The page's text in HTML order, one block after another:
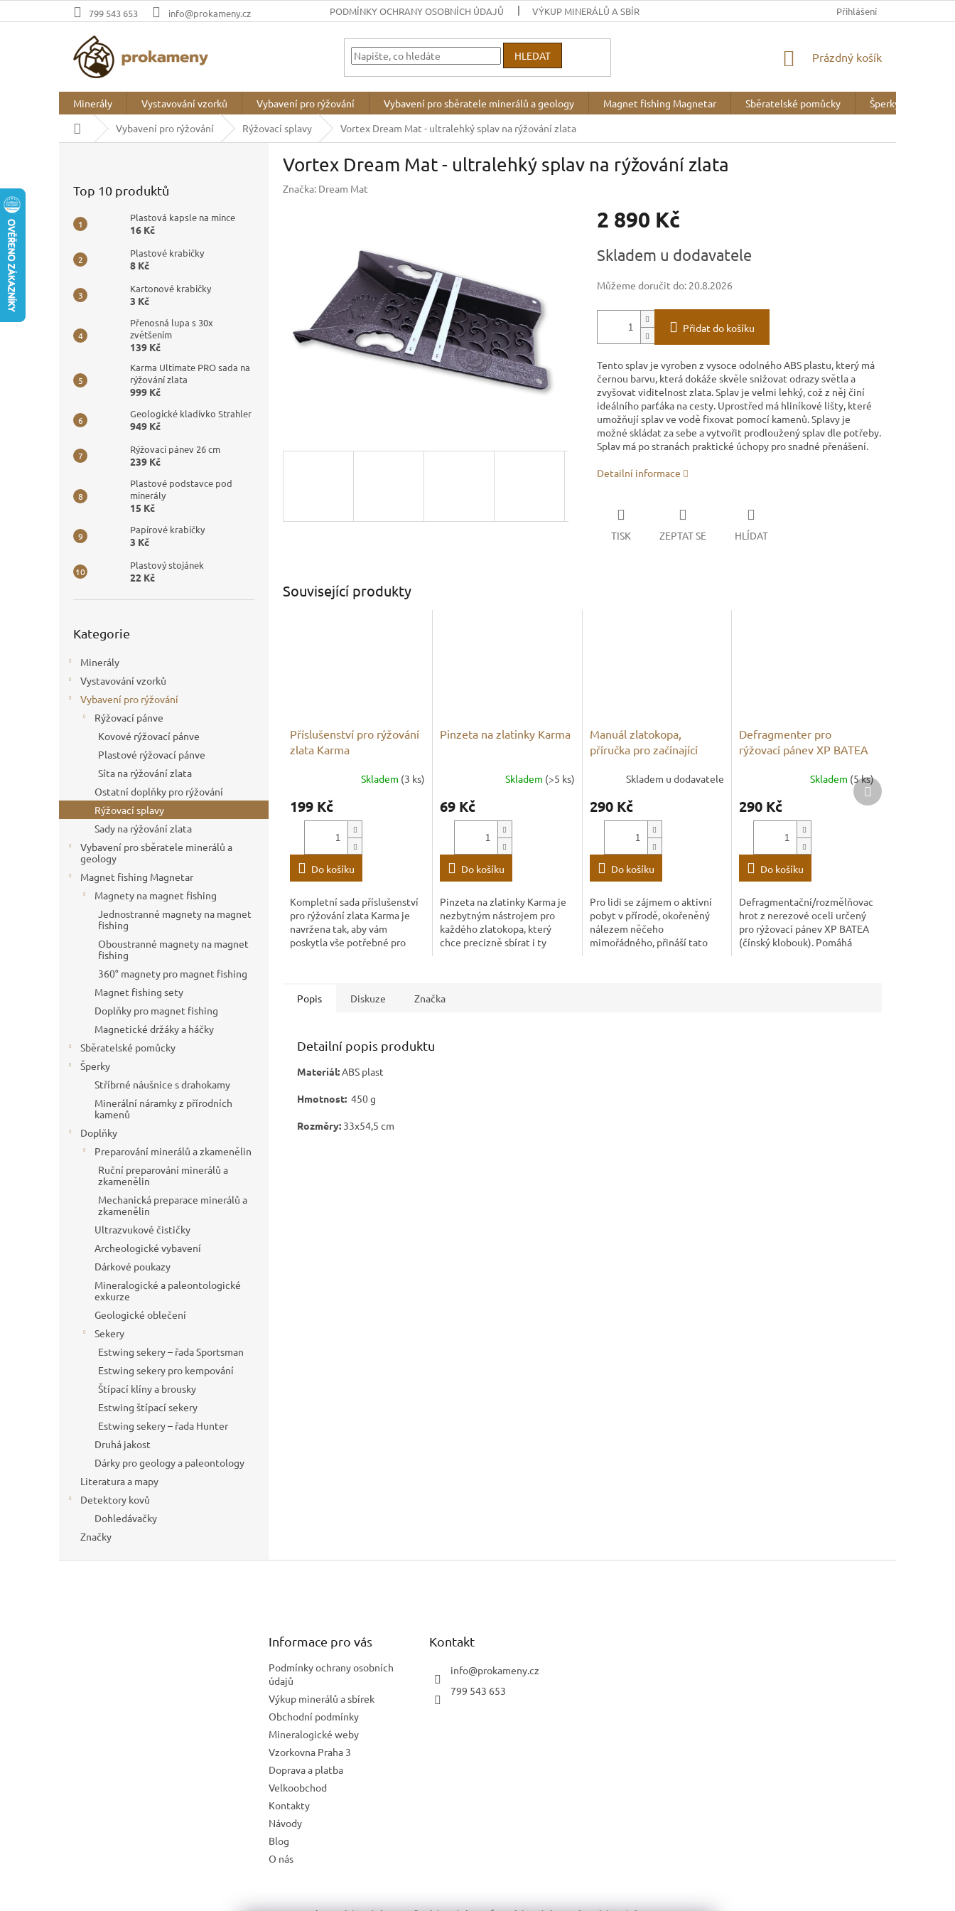
na
799 543 653 info@prokameny.cz PODMÍNKY OCHRANY OSOBNÍCH ÚDAJŮ VÝKUP MINERÁLŮ A SBÍREK MINERALOGICKÉ WEBY
Přihlášení
HLEDAT
NÁKUPNÍ
Prázdný košík
Minerály Vystavování vzorků Vybavení pro rýžování Vybavení pro sběratele minerálů a geology Magnet fishing Magnetar Sběratelské pomůcky Šperky
Domů Vybavení pro rýžování Rýžovací splavy Vortex Dream Mat - ultralehký splav na rýžování zlata
Top 10 produktů
Plastová kapsle na mince
16 Kč
Plastové krabičky
8 Kč
Kartonové krabičky
3 Kč
Přenosná lupa s 30x
zvětšením
139 Kč
Karma Ultimate PRO sada na
rýžování zlata
999 Kč
Geologické kladívko Strahler
949 Kč
Rýžovací pánev 26 cm
239 Kč
Plastové podstavce pod
minerály
15 Kč
Papírové krabičky
3 Kč
Plastový stojánek
22 Kč
kategorie
Kategorie
Minerály
Vystavování vzorků
Vybavení pro rýžování
Rýžovací pánve
Kovové rýžovací pánve
Plastové rýžovací pánve
Síta na rýžování zlata
Ostatní doplňky pro rýžování
Rýžovací splavy
Sady na rýžování zlata
Vybavení pro sběratele minerálů a
geology
Magnet fishing Magnetar
Magnety na magnet fishing
Jednostranné magnety na magnet
fishing
Oboustranné magnety na magnet
fishing
360° magnety pro magnet fishing
Magnet fishing sety
Doplňky pro magnet fishing
Magnetické držáky a háčky
Sběratelské pomůcky
Šperky
Stříbrné náušnice s drahokamy
Minerální náramky z přírodních
kamenů
Doplňky
Preparování minerálů a zkamenělin
Ruční preparování minerálů a
zkamenělin
Mechanická preparace minerálů a
zkamenělin
Ultrazvukové čističky
Archeologické vybavení
Dárkové poukazy
Mineralogické a paleontologické
exkurze
Geologické oblečení
Sekery
Estwing sekery – řada Sportsman
Estwing sekery pro kempování
Štípací klíny a brousky
Estwing štípací sekery
Estwing sekery – řada Hunter
Druhá jakost
Dárky pro geology a paleontology
Literatura a mapy
Detektory kovů
Dohledávačky
Značky
Vortex Dream Mat - ultralehký splav na rýžování zlata
Značka: Dream Mat
2 890 Kč
cena:
Skladem u dodavatele
Můžeme doručit do: 20.8.2026
Přidat do košíku
Tento splav je vyroben z vysoce odolného ABS plastu, který má
černou barvu, která dokáže skvěle snižovat odrazy světla a
zvyšovat viditelnost zlata. Splav je velmi lehký, což z něj činí
ideálního parťáka na cesty. Uprostřed má hliníkové lišty, které
umožňují splav ve vodě fixovat pomocí kamenů. Splavy je
možné skládat za sebe a vytvořit prodloužený splav dle potřeby.
Splav má po stranách praktické úchopy pro snadné přenášení.
Detailní informace
TISK ZEPTAT SE HLÍDAT
Související produkty
Příslušenství pro rýžování
zlata Karma
Skladem (3 ks)
199 Kč
Do košíku
Kompletní sada příslušenství
pro rýžování zlata Karma je
navržena tak, aby vám
poskytla vše potřebné pro
Pinzeta na zlatinky Karma
Skladem (>5 ks)
69 Kč
Do košíku
Pinzeta na zlatinky Karma je
nezbytným nástrojem pro
každého zlatokopa, který
chce precizně sbírat i ty
Manuál zlatokopa,
příručka pro začínající
Skladem u dodavatele
290 Kč
Do košíku
Pro lidi se zájmem o aktivní
pobyt v přírodě, okořeněný
nálezem něčeho
mimořádného, přináší tato
Defragmenter pro
rýžovací pánev XP BATEA
Skladem (5 ks)
290 Kč
Do košíku
Defragmentační/rozmělňovací
hrot z nerezové oceli určený
pro rýžovací pánev XP BATEA
(čínský klobouk). Pomáhá
Další
produkt
Popis Diskuze Značka
Detailní popis produktu
Materiál:ABS plast
Hmotnost: 450 g
Rozměry: 33x54,5 cm
Informace pro vás
Podmínky ochrany osobních
údajů
Výkup minerálů a sbírek
Obchodní podmínky
Mineralogické weby
Vzorkovna Praha 3
Doprava a platba
Velkoobchod
Kontakty
Návody
Blog
O nás
Kontakt
info@prokameny.cz
799 543 653